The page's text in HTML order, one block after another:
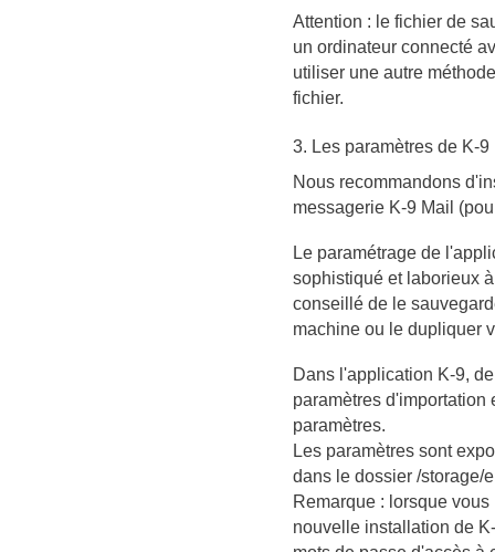
Attention : le fichier de
un ordinateur connecté
utiliser une autre
fichier.
3. Les paramètres de K-9
Nous recommandons
messagerie K-9 Mail
Le paramétrage de
sophistiqué et laborieux
conseillé de le
machine ou le dupliquer
Dans l'application K-9,
paramètres d'importation
paramètres.
Les paramètres sont
dans le dossier /storage/
Remarque : lorsque
nouvelle installation de